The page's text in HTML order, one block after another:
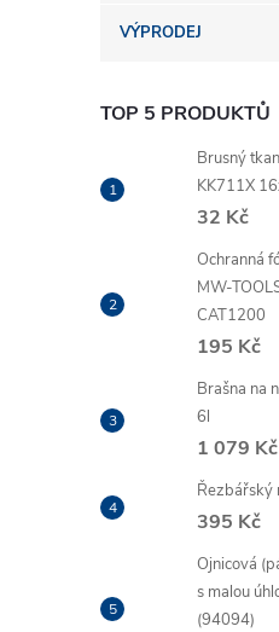
VÝPRODEJ
TOP 5 PRODUKTŮ
Brusný
KK711X
32 Kč
Ochranná
MW-
CAT1200
195 Kč
Brašna na
6l
1 079 Kč
Řezbářský
395 Kč
Ojnicová
s malou
(94094)